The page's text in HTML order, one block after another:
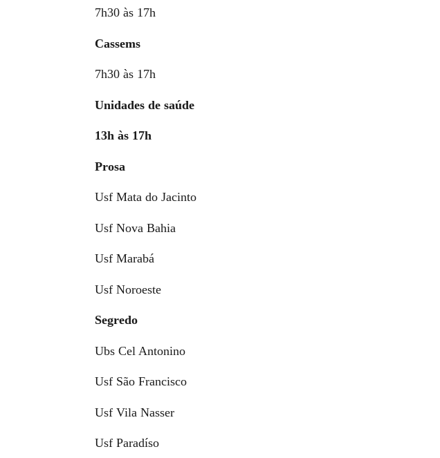
7h30 às 17h
Cassems
7h30 às 17h
Unidades de saúde
13h às 17h
Prosa
Usf Mata do Jacinto
Usf Nova Bahia
Usf Marabá
Usf Noroeste
Segredo
Ubs Cel Antonino
Usf São Francisco
Usf Vila Nasser
Usf Paradíso